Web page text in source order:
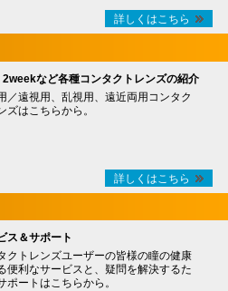
詳しくはこちら
など各種コンタクトレンズの紹介
／遠視用、乱視用、遠近両用コンタク
ズはこちらから。
詳しくはこちら
ス＆サポート
クトレンズユーザーの皆様の瞳の健康
便利なサービスと、疑問を解決するた
ポートはこちらから。